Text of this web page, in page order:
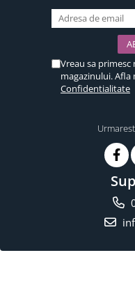
Vreau sa
magazinului. Afla
Confidentialitate